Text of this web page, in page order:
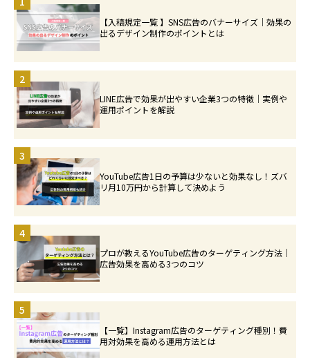
【入稿規定一覧 】SNS広告のバナーサイズ｜効果の
出るデザイン制作のポイントとは
2
LINE広告で効果が出やすい企業3つの特徴｜実例や
運用ポイントを解説
3
YouTube広告1日の予算は少ないと効果なし！ズバ
リ月10万円から計算して決めよう
4
プロが教えるYouTube広告のターゲティング方法｜
広告効果を高める3つのコツ
5
【一覧】Instagram広告のターゲティング種別！費
用対効果を高める運用方法とは